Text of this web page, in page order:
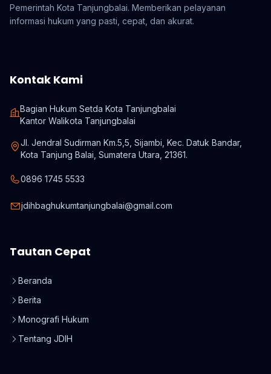
Pemerintah Kota Tanjungbalai. Memberikan pelayanan
informasi hukum yang pasti, cepat, dan akurat.
Kontak Kami
Bagian Hukum Setda Kota Tanjungbalai
Kantor Walikota Tanjungbalai
Jl. Jendral Sudirman Km.5,5, Sijambi, Kec. Datuk Bandar,
Kota Tanjung Balai, Sumatera Utara, 21361.
0896 1745 5533
jdihbaghukumtanjungbalai@gmail.com
Tautan Cepat
Beranda
Berita
Monografi Hukum
Tentang JDIH